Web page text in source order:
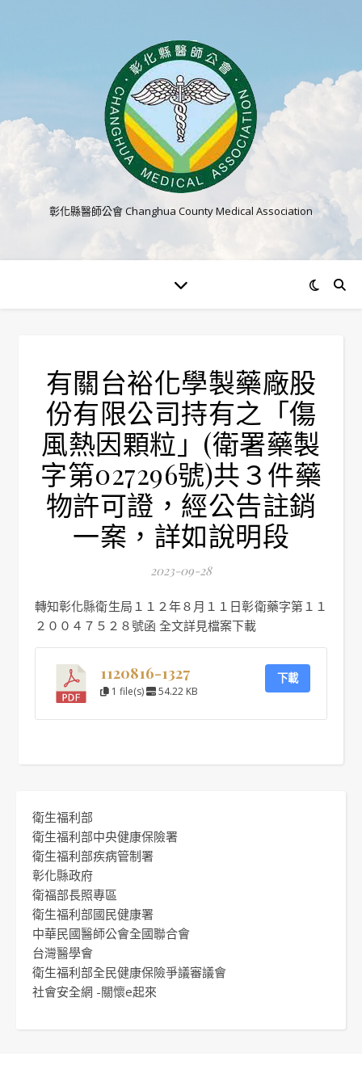
彰化縣醫師公會 Changhua County Medical Association
有關台裕化學製藥廠股
份有限公司持有之「傷
風熱因顆粒」(衛署藥製
字第027296號)共３件藥
物許可證，經公告註銷
一案，詳如說明段
2023-09-28
轉知彰化縣衛生局１１２年８月１１日彰衛藥字第１１
２００４７５２８號函 全文詳見檔案下載
1120816-1327
1 file(s) 54.22 KB
下載
衛生福利部
衛生福利部中央健康保險署
衛生福利部疾病管制署
彰化縣政府
衛福部長照專區
衛生福利部國民健康署
中華民國醫師公會全國聯合會
台灣醫學會
衛生福利部全民健康保險爭議審議會
社會安全網 -關懷e起來